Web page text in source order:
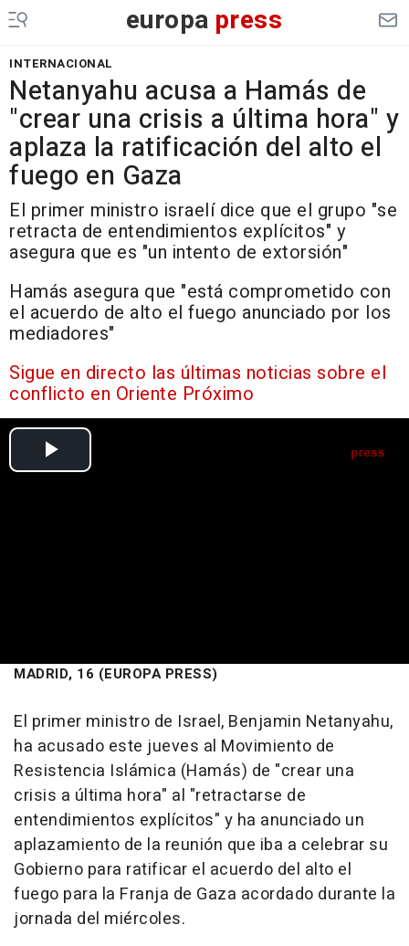
europa press
INTERNACIONAL
Netanyahu acusa a Hamás de
"crear una crisis a última hora" y
aplaza la ratificación del alto el
fuego en Gaza
El primer ministro israelí dice que el grupo "se
retracta de entendimientos explícitos" y
asegura que es "un intento de extorsión"
Hamás asegura que "está comprometido con
el acuerdo de alto el fuego anunciado por los
mediadores"
Sigue en directo las últimas noticias sobre el
conflicto en Oriente Próximo
MADRID, 16 (EUROPA PRESS)
El primer ministro de Israel, Benjamin Netanyahu,
ha acusado este jueves al Movimiento de
Resistencia Islámica (Hamás) de "crear una
crisis a última hora" al "retractarse de
entendimientos explícitos" y ha anunciado un
aplazamiento de la reunión que iba a celebrar su
Gobierno para ratificar el acuerdo del alto el
fuego para la Franja de Gaza acordado durante la
jornada del miércoles.